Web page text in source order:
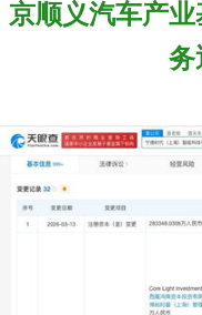
京顺义汽车产
务